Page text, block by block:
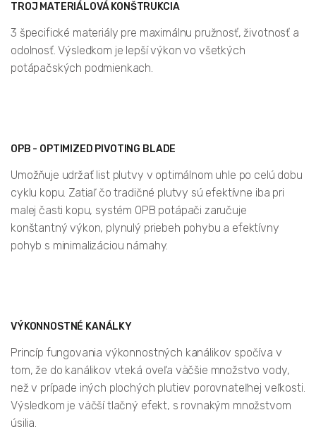
TROJ MATERIÁLOVÁ KONŠTRUKCIA
3 špecifické materiály pre maximálnu pružnosť, životnosť a
odolnosť. Výsledkom je lepší výkon vo všetkých
potápačských podmienkach.
OPB - OPTIMIZED PIVOTING BLADE
Umožňuje udržať list plutvy v optimálnom uhle po celú dobu
cyklu kopu. Zatiaľ čo tradičné plutvy sú efektívne iba pri
malej časti kopu, systém OPB potápači zaručuje
konštantný výkon, plynulý priebeh pohybu a efektívny
pohyb s minimalizáciou námahy.
VÝKONNOSTNÉ KANÁLKY
Princíp fungovania výkonnostných kanálikov spočíva v
tom, že do kanálikov vteká oveľa väčšie množstvo vody,
než v prípade iných plochých plutiev porovnateľnej veľkosti.
Výsledkom je väčší tlačný efekt, s rovnakým množstvom
úsilia.